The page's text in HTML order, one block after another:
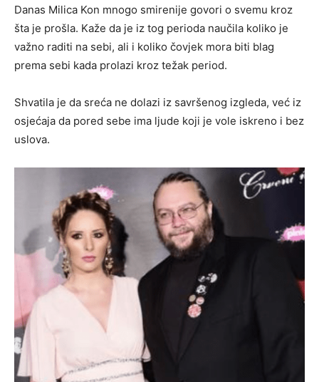
Danas Milica Kon mnogo smirenije govori o svemu kroz
šta je prošla. Kaže da je iz tog perioda naučila koliko je
važno raditi na sebi, ali i koliko čovjek mora biti blag
prema sebi kada prolazi kroz težak period.
Shvatila je da sreća ne dolazi iz savršenog izgleda, već iz
osjećaja da pored sebe ima ljude koji je vole iskreno i bez
uslova.